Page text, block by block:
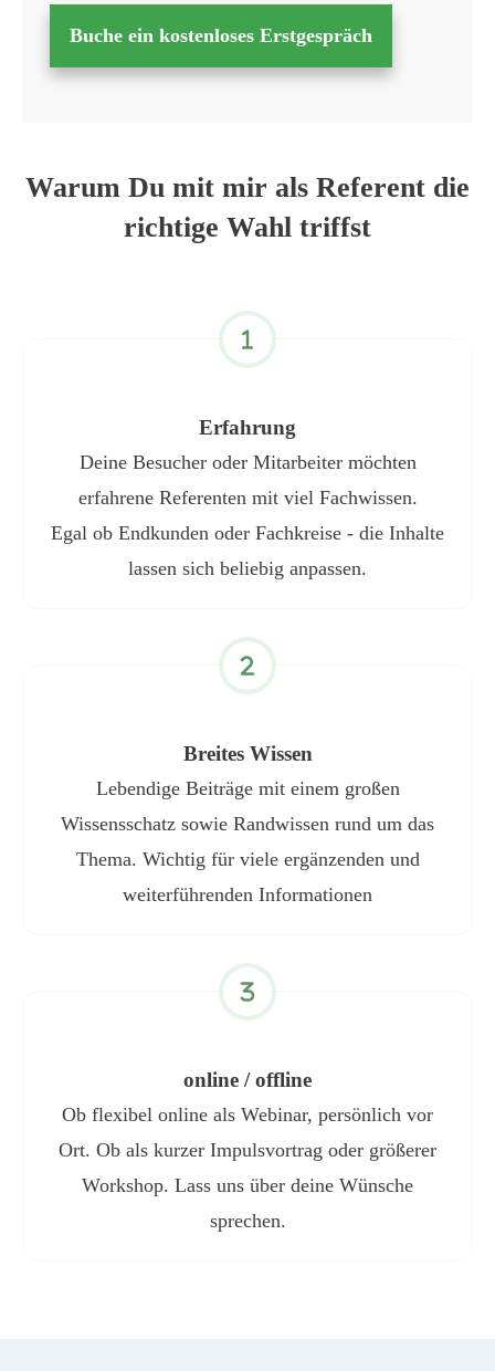
Buche ein kostenloses Erstgespräch
Warum Du mit mir als Referent die
richtige Wahl triffst
Erfahrung
Deine Besucher oder Mitarbeiter möchten
erfahrene Referenten mit viel Fachwissen.
Egal ob Endkunden oder Fachkreise - die Inhalte
lassen sich beliebig anpassen.
Breites Wissen
Lebendige Beiträge mit einem großen
Wissensschatz sowie Randwissen rund um das
Thema. Wichtig für viele ergänzenden und
weiterführenden Informationen
online / offline
Ob flexibel online als Webinar, persönlich vor
Ort. Ob als kurzer Impulsvortrag oder größerer
Workshop. Lass uns über deine Wünsche
sprechen.